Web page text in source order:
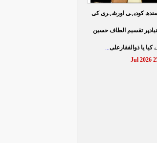
کودیہی اورشہری کی
تقسیم الطاف حسین
کیا یا ذوالفقارعلی...
25